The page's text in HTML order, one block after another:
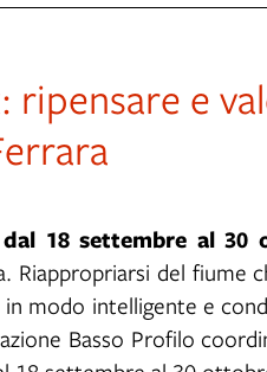
ripensare e
dal 18 settembre al 30
Riappropriarsi del fiume
in modo intelligente e
Basso Profilo